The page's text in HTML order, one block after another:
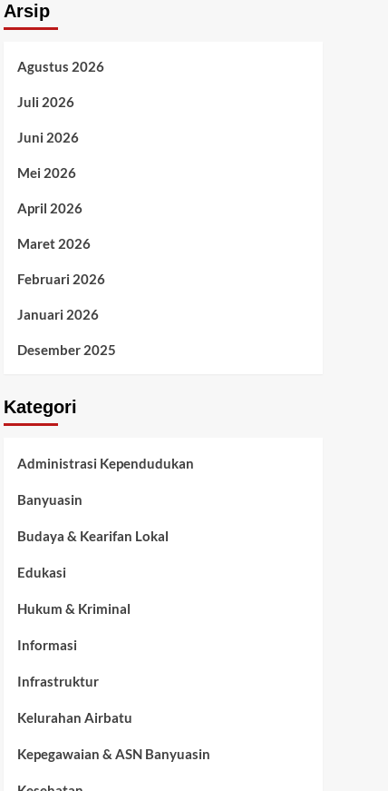
Arsip
Agustus 2026
Juli 2026
Juni 2026
Mei 2026
April 2026
Maret 2026
Februari 2026
Januari 2026
Desember 2025
Kategori
Administrasi Kependudukan
Banyuasin
Budaya & Kearifan Lokal
Edukasi
Hukum & Kriminal
Informasi
Infrastruktur
Kelurahan Airbatu
Kepegawaian & ASN Banyuasin